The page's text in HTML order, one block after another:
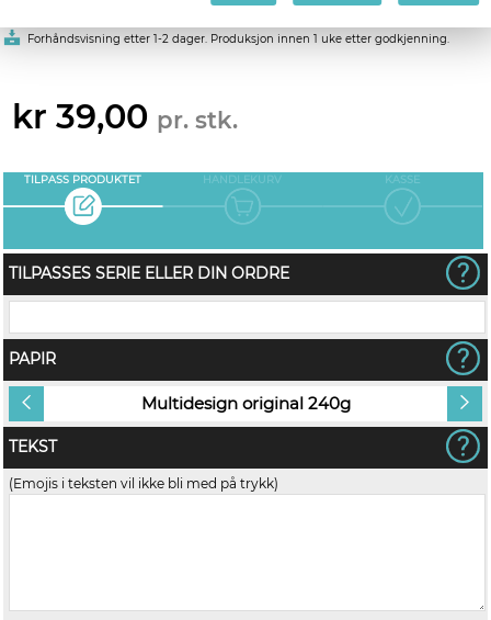
Forhåndsvisning etter 1-2 dager. Produksjon innen 1 uke etter godkjenning.
kr 39,00 pr. stk.
TILPASS PRODUKTET HANDLEKURV KASSE
TILPASSES SERIE ELLER DIN ORDRE
PAPIR
Multidesign original 240g
TEKST
(Emojis i teksten vil ikke bli med på trykk)